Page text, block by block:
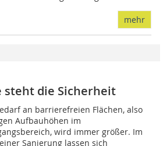
mehr
steht die Sicherheit
an barrierefreien Flächen, also
Aufbauhöhen im
wird immer größer. Im
Sanierung lassen sich